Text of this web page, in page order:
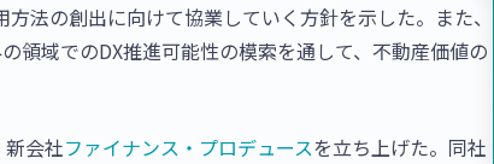
法の創出に向けて協業していく方針を示した。また、
領域でのDX推進可能性の模索を通して、不動産価値の
会社ファイナンス・プロデュースを立ち上げた。同社